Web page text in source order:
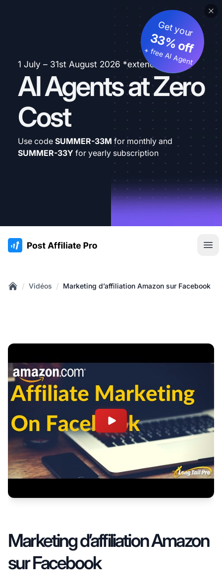
1 July – 31st August 2026 *extended
AI Agents at Zero
Cost
Get your
33% off
+ free AI Agent
Use code SUMMER-33M for monthly and
SUMMER-33Y for yearly subscription
:site.title
/ Vidéos / Marketing d’affiliation Amazon sur Facebook
Marketing d’affiliation Amazon
sur Facebook